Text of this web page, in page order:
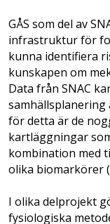
GÅS som del av
infrastruktur för
kunna identifiera
kunskapen om
Data från SNAC
samhällsplanering
för detta är de
kartläggningar
kombination med
olika biomarkörer
I olika delprojekt
fysiologiska